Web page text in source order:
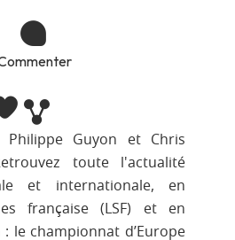
Guyon et Chris
toute l'actualité
et internationale, en
française (LSF) et en
le championnat d’Europe